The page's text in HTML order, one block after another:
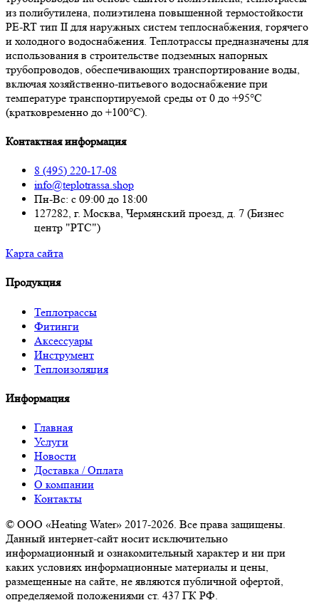
из полибутилена, полиэтилена повышенной термостойкости
PE-RT тип II для наружных систем теплоснабжения, горячего
и холодного водоснабжения. Теплотрассы предназначены для
использования в строительстве подземных напорных
трубопроводов, обеспечивающих транспортирование воды,
включая хозяйственно-питьевого водоснабжение при
температуре транспортируемой среды от 0 до +95°С
(кратковременно до +100°С).
Контактная информация
8 (495) 220-17-08
info@teplotrassa.shop
Пн-Вс: с 09:00 до 18:00
127282, г. Москва, Чермянский проезд, д. 7 (Бизнес
центр "РТС")
Карта сайта
Продукция
Теплотрассы
Фитинги
Аксессуары
Инструмент
Теплоизоляция
Информация
Главная
Услуги
Новости
Доставка / Оплата
О компании
Контакты
© ООО «Heating Water» 2017-2026. Все права защищены.
Данный интернет-сайт носит исключительно
информационный и ознакомительный характер и ни при
каких условиях информационные материалы и цены,
размещенные на сайте, не являются публичной офертой,
определяемой положениями ст. 437 ГК РФ.